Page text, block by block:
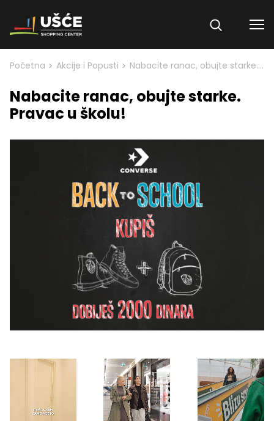
Skip to content
Početna > Akcije i Popusti > Nabacite ranac, obujte starke. Pravac u školu!
Nabacite ranac, obujte starke.
Pravac u školu!